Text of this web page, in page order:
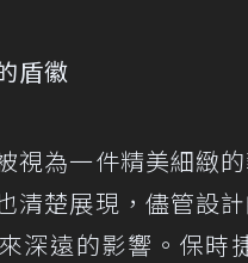
盾徽
視為一件精美細緻
清楚展現，儘管設
深遠的影響。保時